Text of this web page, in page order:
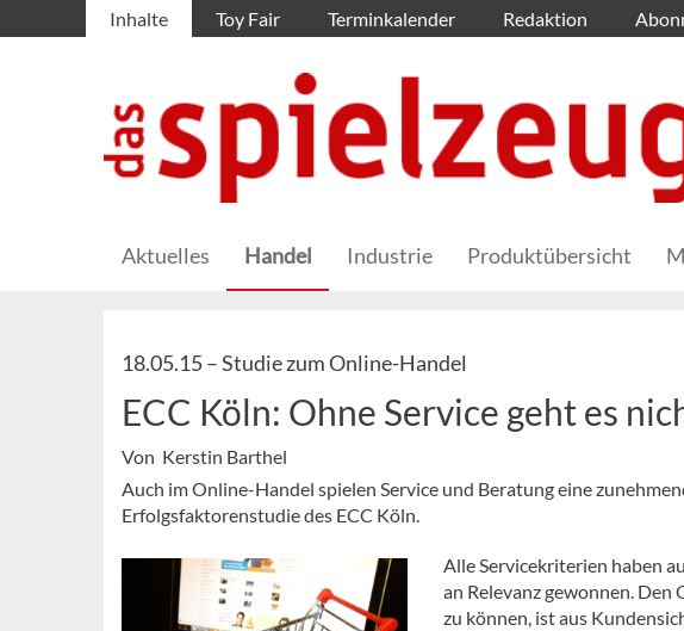
Inhalte Toy Fair Terminkalender Redaktion
Aktuelles Handel Industrie Produktübersicht
18.05.15 –Studie zum Online-Handel
ECC Köln: Ohne Service geht es
Von Kerstin Barthel
Auch im Online-Handel spielen Service und Beratung eine
Erfolgsfaktorenstudie des ECC Köln.
Alle Servicekriterien haben
an Relevanz gewonnen.
zu können, ist aus